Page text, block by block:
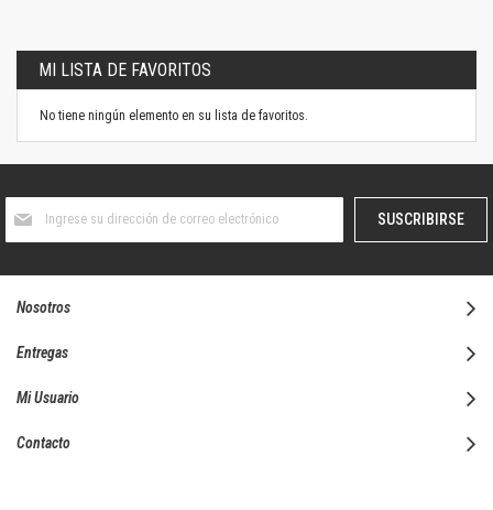
MI LISTA DE FAVORITOS
No tiene ningún elemento en su lista de favoritos.
boletín
SUSCRIBIRSE
Nosotros
Entregas
Mi Usuario
Contacto